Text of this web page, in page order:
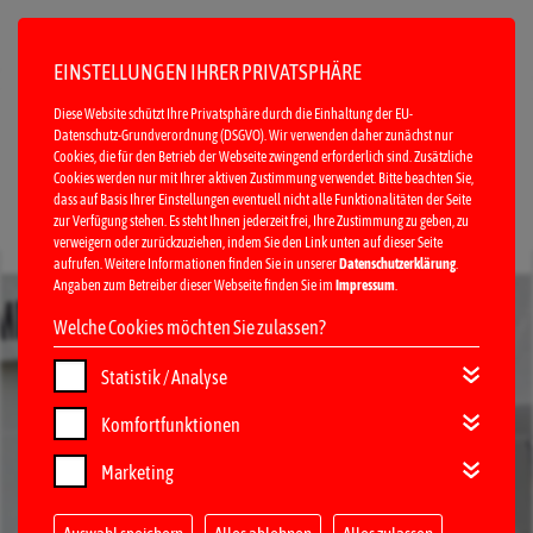
MENÜ
EINSTELLUNGEN IHRER PRIVATSPHÄRE
Diese Website schützt Ihre Privatsphäre durch die Einhaltung der EU-
Datenschutz-Grundverordnung (DSGVO). Wir verwenden daher zunächst nur
Cookies, die für den Betrieb der Webseite zwingend erforderlich sind. Zusätzliche
Cookies werden nur mit Ihrer aktiven Zustimmung verwendet. Bitte beachten Sie,
dass auf Basis Ihrer Einstellungen eventuell nicht alle Funktionalitäten der Seite
zur Verfügung stehen. Es steht Ihnen jederzeit frei, Ihre Zustimmung zu geben, zu
verweigern oder zurückzuziehen, indem Sie den Link unten auf dieser Seite
aufrufen. Weitere Informationen finden Sie in unserer Datenschutzerklärung.
Angaben zum Betreiber dieser Webseite finden Sie im Impressum.
Welche Cookies möchten Sie zulassen?
Statistik / Analyse
Komfortfunktionen
Marketing